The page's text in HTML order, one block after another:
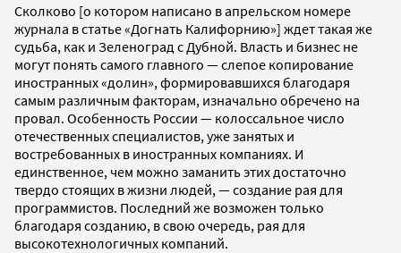
Сколково [о котором написано в апрельском номере
журнала в статье «Догнать Калифорнию»] ждет такая же
судьба, как и Зеленоград с Дубной. Власть и бизнес не
могут понять самого главного — слепое копирование
иностранных «долин», формировавшихся благодаря
самым различным факторам, изначально обречено на
провал. Особенность России — колоссальное число
отечественных специалистов, уже занятых и
востребованных в иностранных компаниях. И
единственное, чем можно заманить этих достаточно
твердо стоящих в жизни людей, — создание рая для
программистов. Последний же возможен только
благодаря созданию, в свою очередь, рая для
высокотехнологичных компаний.